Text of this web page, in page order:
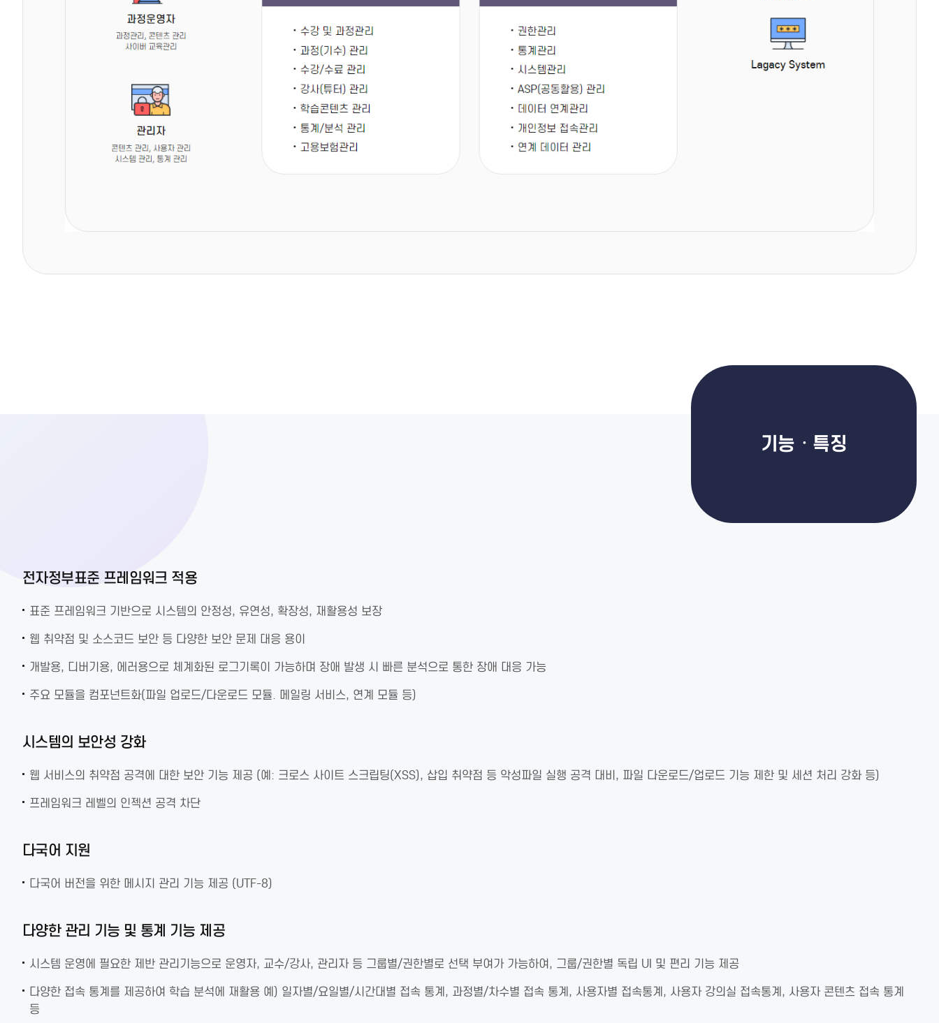
기능ㆍ특징
전자정부표준 프레임워크 적용
표준 프레임워크 기반으로 시스템의 안정성, 유연성, 확장성, 재활용성 보장
웹 취약점 및 소스코드 보안 등 다양한 보안 문제 대응 용이
개발용, 디버기용, 에러용으로 체계화된 로그기록이 가능하며 장애 발생 시 빠른 분석으로 통한 장애 대응 가능
주요 모듈을 컴포넌트화(파일 업로드/다운로드 모듈. 메일링 서비스, 연계 모듈 등)
시스템의 보안성 강화
웹 서비스의 취약점 공격에 대한 보안 기능 제공 (예: 크로스 사이트 스크립팅(XSS), 삽입 취약점 등 악성파일 실행 공격 대비, 파일 다운로드/업로드 기능 제한 및 세션 처리 강화 등)
프레임워크 레벨의 인젝션 공격 차단
다국어 지원
다국어 버전을 위한 메시지 관리 기능 제공 (UTF-8)
다양한 관리 기능 및 통계 기능 제공
시스템 운영에 필요한 제반 관리기능으로 운영자, 교수/강사, 관리자 등 그룹별/권한별로 선택 부여가 가능하여, 그룹/권한별 독립 UI 및 편리 기능 제공
다양한 접속 통계를 제공하여 학습 분석에 재활용 예) 일자별/요일별/시간대별 접속 통계, 과정별/차수별 접속 통계, 사용자별 접속통계, 사용자 강의실 접속통계, 사용자 콘텐츠 접속 통계
등